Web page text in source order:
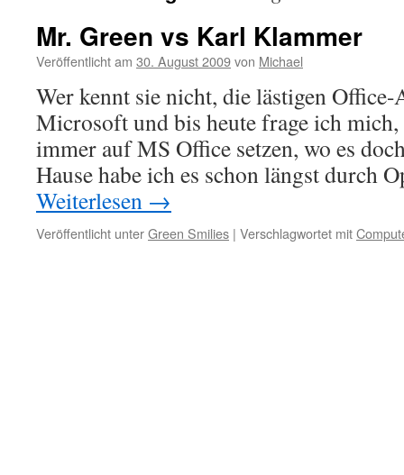
Mr. Green vs Karl Klammer
Veröffentlicht am 30. August 2009von Michael
Wer kennt sie nicht, die lästigen Office-
Microsoft und bis heute frage ich
immer auf MS Office setzen, wo es
Hause habe ich es schon längst durch
Weiterlesen →
Veröffentlicht unterGreen Smilies | Verschlagwortet mit